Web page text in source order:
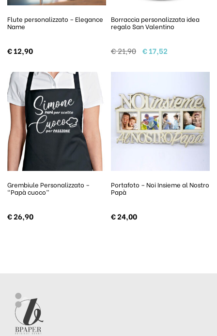
Flute personalizzato – Elegance
Name
€12,90
Borraccia personalizzata idea
regalo San Valentino
€21,90 Il prezzo originale
€17,52
Grembiule Personalizzato –
“Papà cuoco”
€26,90
Portafoto – Noi Insieme al Nostro
Papà
€24,00